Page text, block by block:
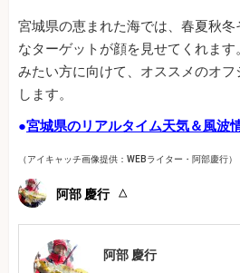
宮城県の恵まれた海では、春夏秋
なターゲットが顔を見せてくれま
みたい方に向けて、オススメのオ
します。
●宮城県のリアルタイム天気＆風波
（アイキャッチ画像提供：WEBライター・阿部慶行）
阿部 慶行
阿部 慶行